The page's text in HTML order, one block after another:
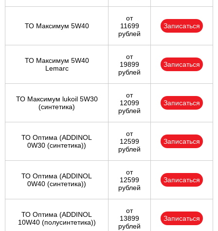
ТО Максимум 5W40
от
11699
рублей
Записаться
ТО Максимум 5W40
Lemarc
от
19899
рублей
Записаться
ТО Максимум lukoil 5W30
(синтетика)
от
12099
рублей
Записаться
ТО Оптима (ADDINOL
0W30 (синтетика))
от
12599
рублей
Записаться
ТО Оптима (ADDINOL
0W40 (синтетика))
от
12599
рублей
Записаться
ТО Оптима (ADDINOL
10W40 (полусинтетика))
от
13899
рублей
Записаться